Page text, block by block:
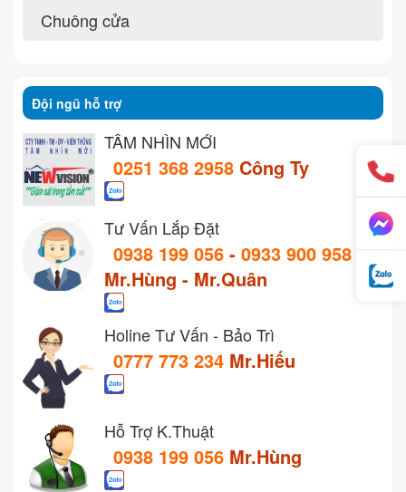
Chuông cửa
Đội ngũ hỗ trợ
TẦM NHÌN MỚI
0251 368 2958 Công Ty
Tư Vấn Lắp Đặt
0938 199 056 - 0933 900 958
Mr.Hùng - Mr.Quân
Holine Tư Vấn - Bảo Trì
0777 773 234 Mr.Hiếu
Hỗ Trợ K.Thuật
0938 199 056 Mr.Hùng